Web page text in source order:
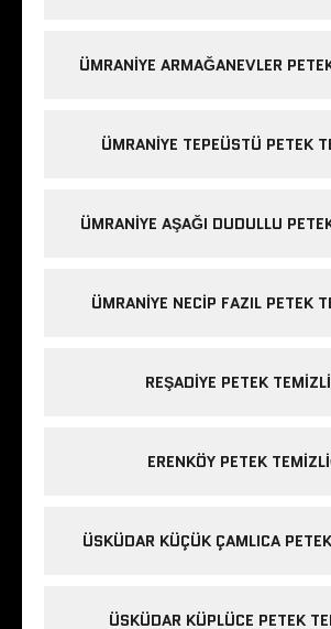
ÜMRANIYE ARMAĞANEVLER
ÜMRANIYE TEPEÜSTÜ PETEK
ÜMRANIYE AŞAĞI DUDULLU
ÜMRANIYE NECIP FAZIL PETEK
REŞADIYE PETEK
ERENKÖY PETEK
ÜSKÜDAR KÜÇÜK ÇAMLICA
ÜSKÜDAR KÜPLÜCE PETEK